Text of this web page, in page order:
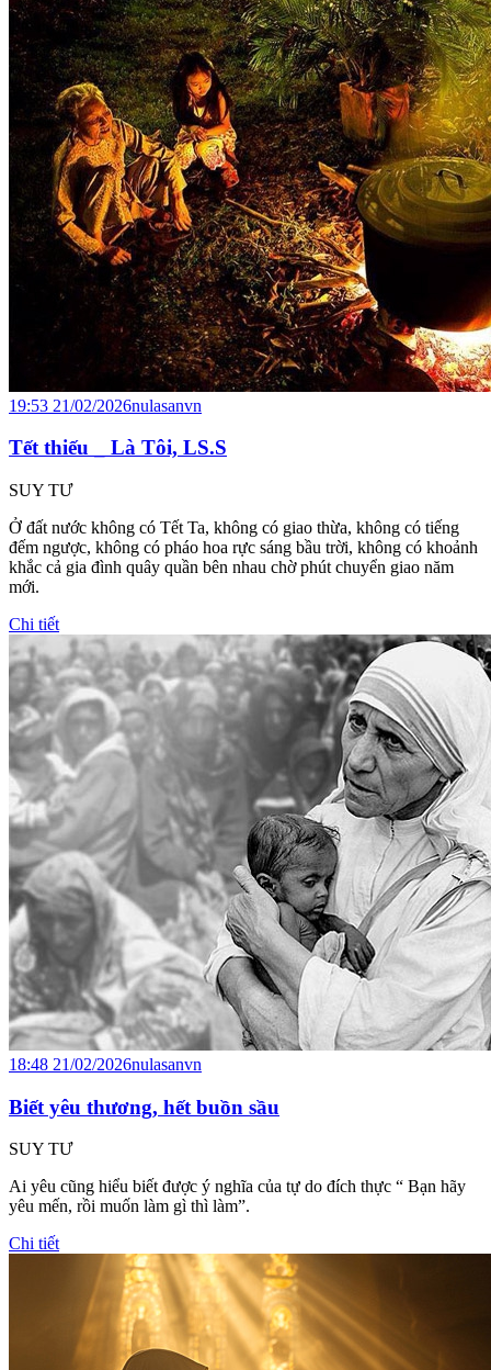
19:53 21/02/2026nulasanvn
Tết thiếu _ Là Tôi, LS.S
SUY TƯ
Ở đất nước không có Tết Ta, không có giao thừa, không có tiếng
đếm ngược, không có pháo hoa rực sáng bầu trời, không có khoảnh
khắc cả gia đình quây quần bên nhau chờ phút chuyển giao năm
mới.
Chi tiết
18:48 21/02/2026nulasanvn
Biết yêu thương, hết buồn sầu
SUY TƯ
Ai yêu cũng hiểu biết được ý nghĩa của tự do đích thực “ Bạn hãy
yêu mến, rồi muốn làm gì thì làm”.
Chi tiết